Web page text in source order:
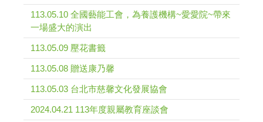
113.05.10 全國藝能工會，為養護機構~愛愛院~帶來
一場盛大的演出
113.05.09 壓花書籤
113.05.08 贈送康乃馨
113.05.03 台北市慈馨文化發展協會
2024.04.21 113年度親屬教育座談會